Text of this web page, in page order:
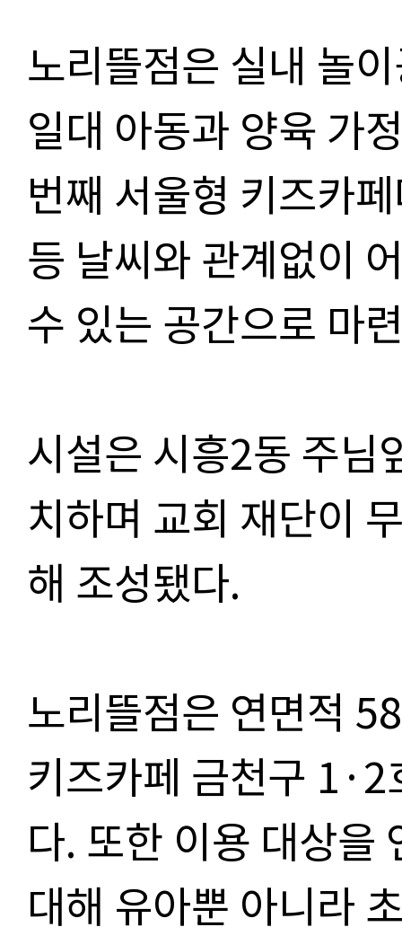
노리뜰점은 실내 놀
일대 아동과 양육 가
번째 서울형 키즈카
등 날씨와 관계없이
수 있는 공간으로 마
시설은 시흥2동 주님
치하며 교회 재단이
해 조성됐다.
노리뜰점은 연면적
키즈카페 금천구 1·2
다. 또한 이용 대상을
대해 유아뿐 아니라